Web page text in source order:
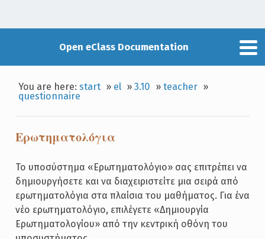
Open eClass Documentation
You are here:start » el »3.10 »teacher »
questionnaire
Ερωτηματολόγια
Το υποσύστημα «Ερωτηματολόγιο» σας επιτρέπει να
δημιουργήσετε και να διαχειριστείτε μια σειρά από
ερωτηματολόγια στα πλαίσια του μαθήματος. Για ένα
νέο ερωτηματολόγιο, επιλέγετε «Δημιουργία
Ερωτηματολογίου» από την κεντρική οθόνη του